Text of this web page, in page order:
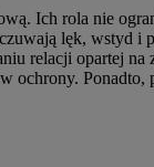
Ich rola nie
lęk, wstyd i
relacji opartej
ochrony. Ponadto,